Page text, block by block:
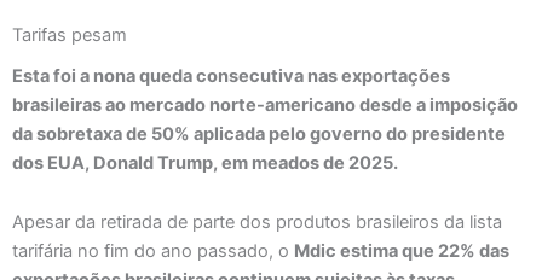
Tarifas pesam
Esta foi a nona queda consecutiva nas exportações
brasileiras ao mercado norte-americano desde a imposição
da sobretaxa de 50% aplicada pelo governo do presidente
dos EUA, Donald Trump, em meados de 2025.
Apesar da retirada de parte dos produtos brasileiros da lista
tarifária no fim do ano passado, o Mdic estima que 22% das